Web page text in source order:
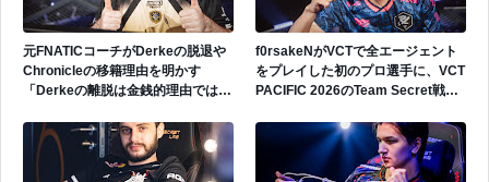
元FNATICコーチがDerkeの脱退や
Chronicleの移籍理由を明かす
「Derkeの離脱は金銭的理由ではな
f0rsakeNがVCTで全エージェント
をプレイした初のプロ選手に、VCT
PACIFIC 2026のTeam Secret戦で